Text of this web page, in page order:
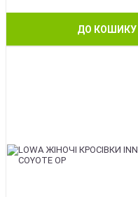
ДО КОШИКУ